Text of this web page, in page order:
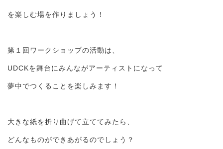
を楽しむ場を作りましょう！
第１回ワークショップの活動は、
UDCKを舞台にみんながアーティストになって
夢中でつくることを楽しみます！
大きな紙を折り曲げて立ててみたら、
どんなものができあがるのでしょう？